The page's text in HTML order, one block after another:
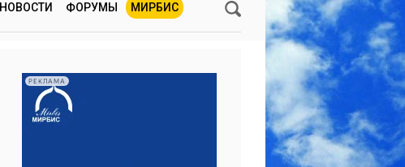
НОВОСТИ ФОРУМЫ МИРБИС
РЕКЛАМА